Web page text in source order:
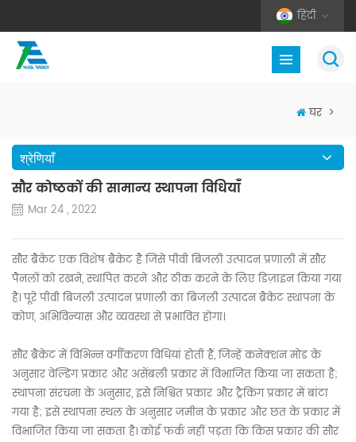
हिंदी
घर >
श्रेणियाँ
सौर कोष्ठकों की सामान्य स्थापना विधियाँ
Mar 24 , 2022
सौर ब्रैकेट एक विशेष ब्रैकेट है जिसे पीवी बिजली उत्पादन प्रणाली में सौर
पैनलों को रखने, स्थापित करने और ठीक करने के लिए डिज़ाइन किया गया
है। पूरे पीवी बिजली उत्पादन प्रणाली का बिजली उत्पादन ब्रैकेट स्थापना के
कोण, अभिविन्यास और व्यवस्था से प्रभावित होगा।
सौर ब्रैकेट में विभिन्न वर्गीकरण विधियां होती हैं, जिन्हें कनेक्शन मोड के
अनुसार वेल्डिंग प्रकार और असेंबली प्रकार में विभाजित किया जा सकता है;
स्थापना संरचना के अनुसार, इसे निश्चित प्रकार और ट्रैकिंग प्रकार में बांटा
गया है; इसे स्थापना स्थल के अनुसार जमीन के प्रकार और छत के प्रकार में
विभाजित किया जा सकता है। कोई फर्क नहीं पड़ता कि किस प्रकार की सौर